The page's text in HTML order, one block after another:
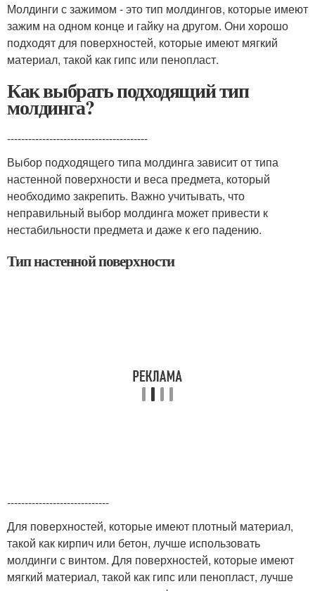
Молдинги с зажимом - это тип молдингов, которые имеют
зажим на одном конце и гайку на другом. Они хорошо
подходят для поверхностей, которые имеют мягкий
материал, такой как гипс или пенопласт.
Как выбрать подходящий тип
молдинга?
----------------------------------------
Выбор подходящего типа молдинга зависит от типа
настенной поверхности и веса предмета, который
необходимо закрепить. Важно учитывать, что
неправильный выбор молдинга может привести к
нестабильности предмета и даже к его падению.
Тип настенной поверхности
-----------------------------
Для поверхностей, которые имеют плотный материал,
такой как кирпич или бетон, лучше использовать
молдинги с винтом. Для поверхностей, которые имеют
мягкий материал, такой как гипс или пенопласт, лучше